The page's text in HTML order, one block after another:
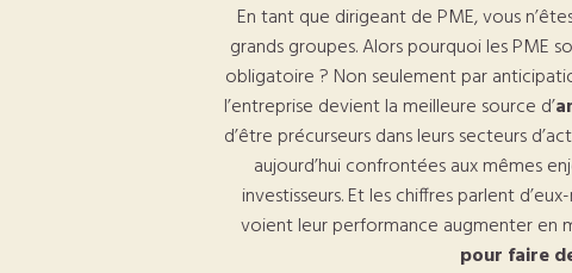
En tant que dirigeant de PME, vous
grands groupes. Alors pourquoi les PME
obligatoire ? Non seulement par
l’entreprise devient la meilleure source d’
d’être précurseurs dans leurs secteurs
aujourd’hui confrontées aux mêmes
investisseurs. Et les chiffres parlent
voient leur performance augmenter en
pour faire